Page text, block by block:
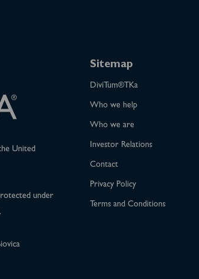
United
under
Sitemap
DiviTum®TKa
Who we help
Who we are
Investor Relations
Contact
Privacy Policy
Terms and Conditions